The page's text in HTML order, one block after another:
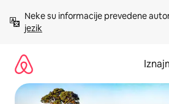
sadržaj
Neke su informacije prevedene
jezik